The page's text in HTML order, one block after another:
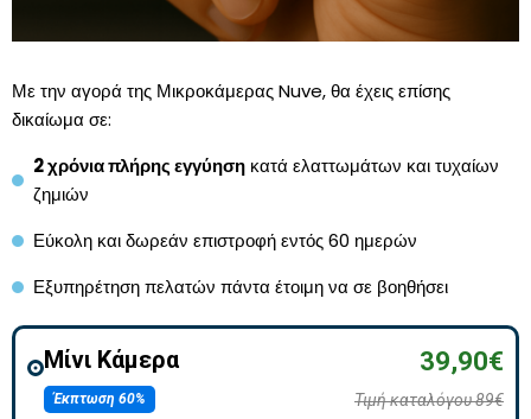
Με την αγορά της Μικροκάμερας Nuve, θα έχεις επίσης
δικαίωμα σε:
2 χρόνια πλήρης εγγύησηκατά ελαττωμάτων και τυχαίων
ζημιών
Εύκολη και δωρεάν επιστροφή εντός 60 ημερών
Εξυπηρέτηση πελατών πάντα έτοιμη να σε βοηθήσει
Μίνι Κάμερα
Έκπτωση 60%
39,90€
Τιμή καταλόγου 89€